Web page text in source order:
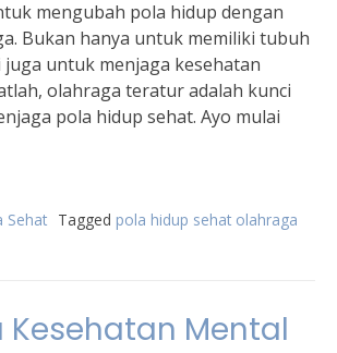
mengubah pola hidup dengan
Bukan hanya untuk memiliki tubuh
untuk menjaga kesehatan
olahraga teratur adalah kunci
pola hidup sehat. Ayo mulai
Sehat Tagged pola hidup sehat olahraga
Kesehatan Mental